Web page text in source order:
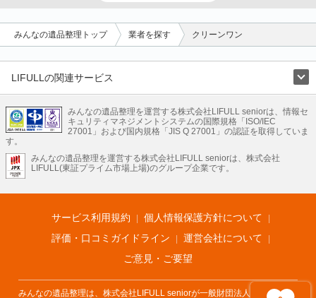
みんなの遺品整理トップ 業者を探す クリーンワン
LIFULLの関連サービス
不動産・住宅
引越し 老人ホーム 地方創生 ママの就労支援
不動産クラウドファンディング 遺品整理 老後の暮らし情報
LIFULL HOME'Sのサービス
不動産・住宅
不動産査定 マンション専門売却査定 不動産投資 アドバイザー
不動産アーカイブ
空き家バンク 家賃相場 不動産会社
まちむすび
不動産用語集 住まいのお役立ち情報
LIFULL HOME'S PRESS
アプリ 不動産データ 不動産転職
みんなの遺品整理を運営する株式会社LIFULL seniorは、情報セ
キュリティマネジメントシステムの国際規格「ISO/IEC
27001」および国内規格「JIS Q 27001」の認証を取得していま
す。
みんなの遺品整理を運営する株式会社LIFULL seniorは、株式会社
LIFULL(東証プライム市場上場)のグループ企業です。
サービス利用規約
個人情報保護方針について
評価・口コミガイドライン
運営会社について
ご意見・ご要望
みんなの遺品整理は、株式会社LIFULL seniorが一般財団法人遺品整理士